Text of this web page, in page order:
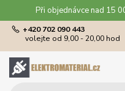
Při objednávce nad 15
+420 702 090 443
volejte od 9,00 - 20,00 hod